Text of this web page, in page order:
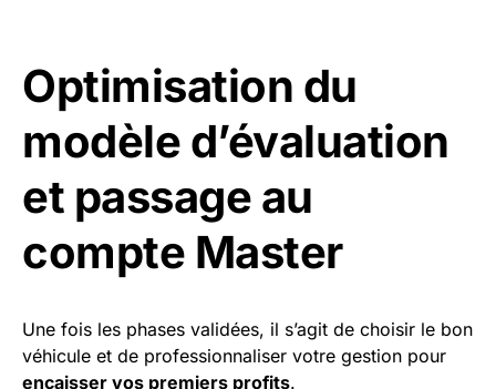
Optimisation du
modèle d’évaluation
et passage au
compte Master
Une fois les phases validées, il s’agit de choisir le bon
véhicule et de professionnaliser votre gestion pour
encaisser vos premiers profits.